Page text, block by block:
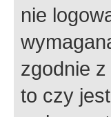
nie
zgodnie
to czy